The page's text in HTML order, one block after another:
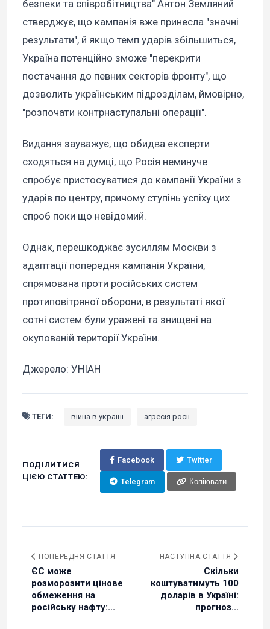
безпеки та співробітництва" Антон Земляний
стверджує, що кампанія вже принесла "значні
результати", й якщо темп ударів збільшиться,
Україна потенційно зможе "перекрити
постачання до певних секторів фронту", що
дозволить українським підрозділам, ймовірно,
"розпочати контрнаступальні операції".
Видання зауважує, що обидва експерти
сходяться на думці, що Росія неминуче
спробує пристосуватися до кампанії України з
ударів по центру, причому ступінь успіху цих
спроб поки що невідомий.
Однак, перешкоджає зусиллям Москви з
адаптації попередня кампанія України,
спрямована проти російських систем
протиповітряної оборони, в результаті якої
сотні систем були уражені та знищені на
окупованій території України.
Джерело: УНІАН
ТЕГИ: війна в україні агресія росії
ПОДІЛИТИСЯ
ЦІЄЮ СТАТТЕЮ:
Facebook Twitter
Telegram Копіювати
ПОПЕРЕДНЯ СТАТТЯ
ЄС може
розморозити цінове
обмеження на
російську нафту:...
НАСТУПНА СТАТТЯ
Скільки
коштуватимуть 100
доларів в Україні:
прогноз...